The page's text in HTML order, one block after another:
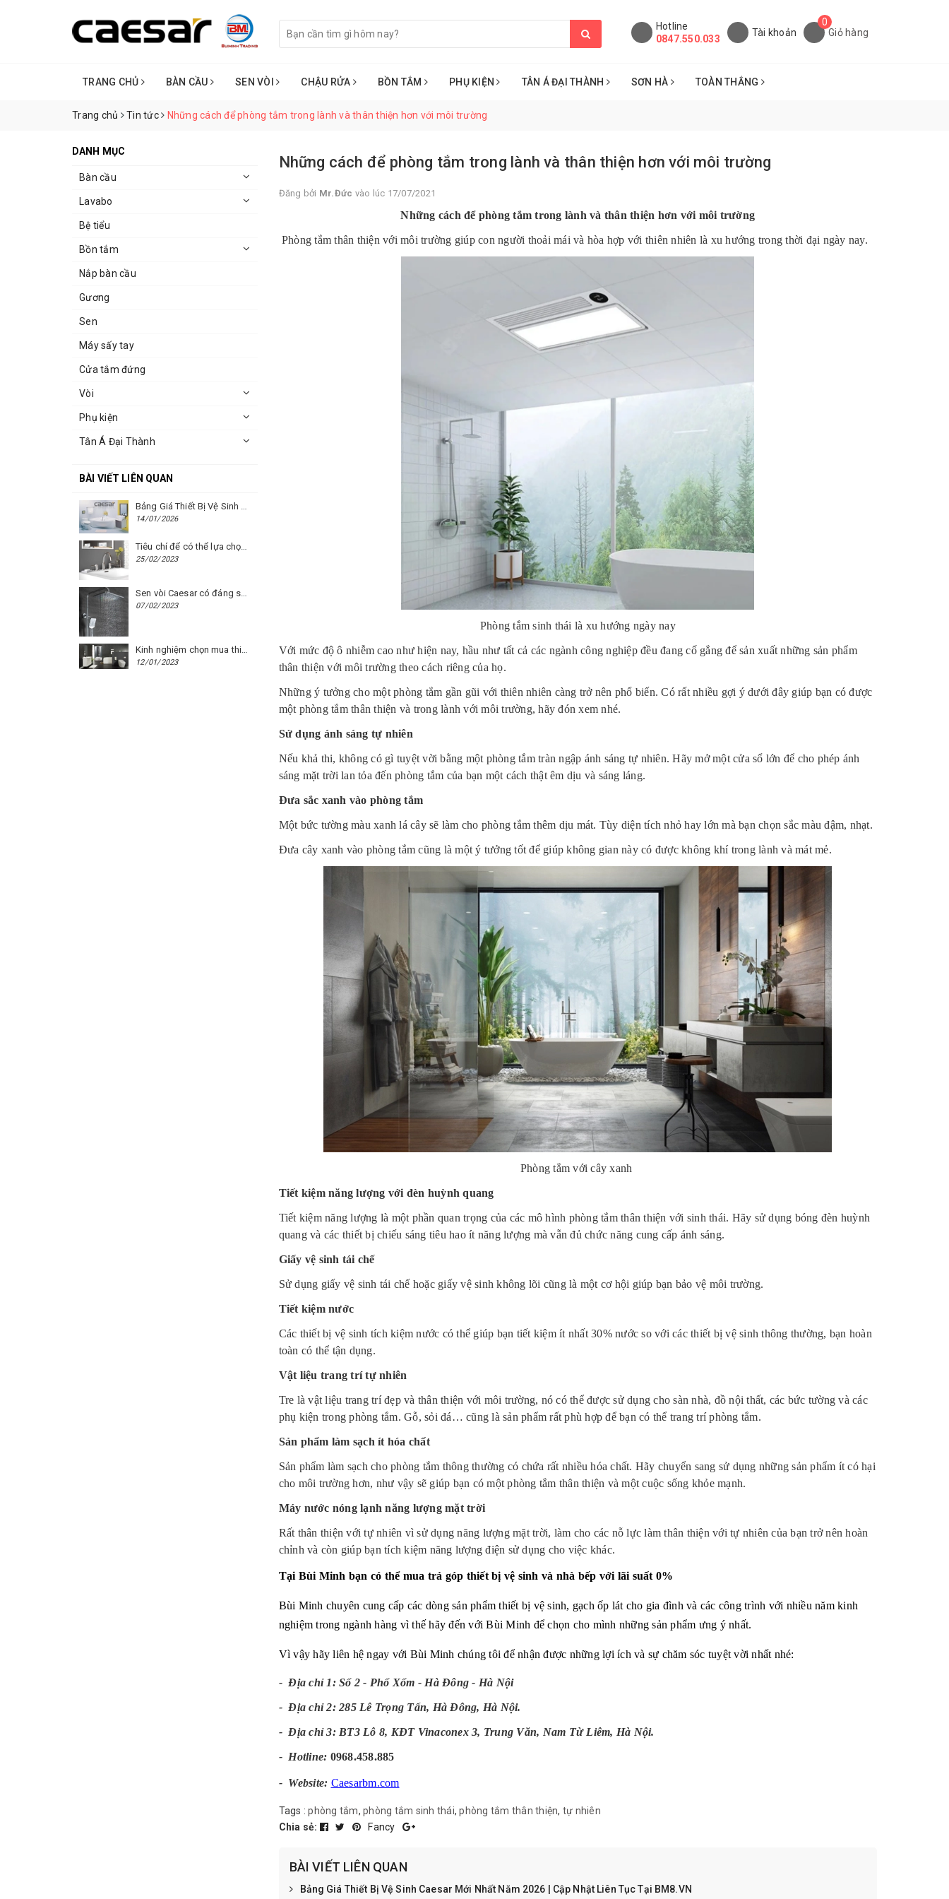
Hotline
0847.550.033
Tài khoản
0
Giỏ hàng
TRANG CHỦ BÀN CẦU SEN VÒI CHẬU RỬA BỒN TẮM PHỤ KIỆN TÂN Á ĐẠI THÀNH SƠN HÀ TOÀN THẮNG
Trang chủ Tin tức Những cách để phòng tắm trong lành và thân thiện hơn với môi trường
Những cách để phòng tắm trong lành và thân thiện hơn với môi trường
Đăng bởi Mr.Đức vào lúc 17/07/2021
Những cách để phòng tắm trong lành và thân thiện hơn với môi trường
Phòng tắm thân thiện với môi trường giúp con người thoải mái và hòa hợp với thiên nhiên là xu hướng trong thời đại ngày nay.
Phòng tắm sinh thái là xu hướng ngày nay
Với mức độ ô nhiễm cao như hiện nay, hầu như tất cả các ngành công nghiệp đều đang cố gắng để sản xuất những sản phẩm
thân thiện với môi trường theo cách riêng của họ.
Những ý tưởng cho một phòng tắm gần gũi với thiên nhiên càng trở nên phổ biến. Có rất nhiều gợi ý dưới đây giúp bạn có được
một phòng tắm thân thiện và trong lành với môi trường, hãy đón xem nhé.
Sử dụng ánh sáng tự nhiên
Nếu khả thi, không có gì tuyệt vời bằng một phòng tắm tràn ngập ánh sáng tự nhiên. Hãy mở một cửa sổ lớn để cho phép ánh
sáng mặt trời lan tỏa đến phòng tắm của bạn một cách thật êm dịu và sáng láng.
Đưa sắc xanh vào phòng tắm
Một bức tường màu xanh lá cây sẽ làm cho phòng tắm thêm dịu mát. Tùy diện tích nhỏ hay lớn mà bạn chọn sắc màu đậm, nhạt.
Đưa cây xanh vào phòng tắm cũng là một ý tưởng tốt để giúp không gian này có được không khí trong lành và mát mẻ.
Phòng tắm với cây xanh
Tiết kiệm năng lượng với đèn huỳnh quang
Tiết kiệm năng lượng là một phần quan trọng của các mô hình phòng tắm thân thiện với sinh thái. Hãy sử dụng bóng đèn huỳnh
quang và các thiết bị chiếu sáng tiêu hao ít năng lượng mà vẫn đủ chức năng cung cấp ánh sáng.
Giấy vệ sinh tái chế
Sử dụng giấy vệ sinh tái chế hoặc giấy vệ sinh không lõi cũng là một cơ hội giúp bạn bảo vệ môi trường.
Tiết kiệm nước
Các thiết bị vệ sinh tích kiệm nước có thể giúp bạn tiết kiệm ít nhất 30% nước so với các thiết bị vệ sinh thông thường, bạn hoàn
toàn có thể tận dụng.
Vật liệu trang trí tự nhiên
Tre là vật liệu trang trí đẹp và thân thiện với môi trường, nó có thể được sử dụng cho sàn nhà, đồ nội thất, các bức tường và các
phụ kiện trong phòng tắm. Gỗ, sỏi đá… cũng là sản phẩm rất phù hợp để bạn có thể trang trí phòng tắm.
Sản phẩm làm sạch ít hóa chất
Sản phẩm làm sạch cho phòng tắm thông thường có chứa rất nhiều hóa chất. Hãy chuyển sang sử dụng những sản phẩm ít có hại
cho môi trường hơn, như vậy sẽ giúp bạn có một phòng tắm thân thiện và một cuộc sống khỏe mạnh.
Máy nước nóng lạnh năng lượng mặt trời
Rất thân thiện với tự nhiên vì sử dụng năng lượng mặt trời, làm cho các nỗ lực làm thân thiện với tự nhiên của bạn trở nên hoàn
chỉnh và còn giúp bạn tích kiệm năng lượng điện sử dụng cho việc khác.
Tại Bùi Minh bạn có thể mua trả góp thiết bị vệ sinh và nhà bếp với lãi suất 0%
Bùi Minh chuyên cung cấp các dòng sản phẩm thiết bị vệ sinh, gạch ốp lát cho gia đình và các công trình với nhiều năm kinh
nghiệm trong ngành hàng vì thế hãy đến với Bùi Minh để chọn cho mình những sản phẩm ưng ý nhất.
Vì vậy hãy liên hệ ngay với Bùi Minh chúng tôi để nhận được những lợi ích và sự chăm sóc tuyệt vời nhất nhé:
- Địa chỉ 1: Số 2 - Phố Xốm - Hà Đông - Hà Nội
- Địa chỉ 2: 285 Lê Trọng Tấn, Hà Đông, Hà Nội.
- Địa chỉ 3: BT3 Lô 8, KĐT Vinaconex 3, Trung Văn, Nam Từ Liêm, Hà Nội.
- Hotline: 0968.458.885
- Website: Caesarbm.com
Tags :phòng tắm, phòng tắm sinh thái,phòng tắm thân thiện, tự nhiên
Chia sẻ:
Fancy
BÀI VIẾT LIÊN QUAN
Bảng Giá Thiết Bị Vệ Sinh Caesar Mới Nhất Năm 2026 | Cập Nhật Liên Tục Tại BM8.VN
DANH MỤC
Bàn cầu
Lavabo
Bệ tiểu
Bồn tắm
Nắp bàn cầu
Gương
Sen
Máy sấy tay
Cửa tắm đứng
Vòi
Phụ kiện
Tân Á Đại Thành
BÀI VIẾT LIÊN QUAN
Bảng Giá Thiết Bị Vệ Sinh Caesar Mới Nhất Năm 2026 | Cập Nhật Liên Tục Tại BM8.VN
14/01/2026
Tiêu chí để có thể lựa chọn được một chiếc vòi chậu rửa mặt Caesar phù hợp
25/02/2023
Sen vòi Caesar có đáng sử dụng hay không?
07/02/2023
Kinh nghiệm chọn mua thiết bị vệ sinh Caesar cho phòng trọ
12/01/2023